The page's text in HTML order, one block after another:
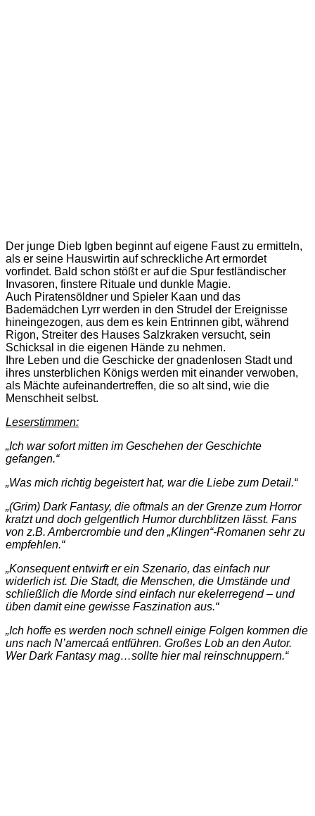
Der junge Dieb Igben beginnt auf eigene Faust zu ermitteln,
als er seine Hauswirtin auf schreckliche Art ermordet
vorfindet. Bald schon stößt er auf die Spur festländischer
Invasoren, finstere Rituale und dunkle Magie.
Auch Piratensöldner und Spieler Kaan und das
Bademädchen Lyrr werden in den Strudel der Ereignisse
hineingezogen, aus dem es kein Entrinnen gibt, während
Rigon, Streiter des Hauses Salzkraken versucht, sein
Schicksal in die eigenen Hände zu nehmen.
Ihre Leben und die Geschicke der gnadenlosen Stadt und
ihres unsterblichen Königs werden mit einander verwoben,
als Mächte aufeinandertreffen, die so alt sind, wie die
Menschheit selbst.
Leserstimmen:
„Ich war sofort mitten im Geschehen der Geschichte
gefangen.“
„Was mich richtig begeistert hat, war die Liebe zum Detail.“
„(Grim) Dark Fantasy, die oftmals an der Grenze zum Horror
kratzt und doch gelgentlich Humor durchblitzen lässt. Fans
von z.B. Ambercrombie und den „Klingen“-Romanen sehr zu
empfehlen.“
„Konsequent entwirft er ein Szenario, das einfach nur
widerlich ist. Die Stadt, die Menschen, die Umstände und
schließlich die Morde sind einfach nur ekelerregend – und
üben damit eine gewisse Faszination aus.“
„Ich hoffe es werden noch schnell einige Folgen kommen die
uns nach N’amercaá entführen. Großes Lob an den Autor.
Wer Dark Fantasy mag…sollte hier mal reinschnuppern.“